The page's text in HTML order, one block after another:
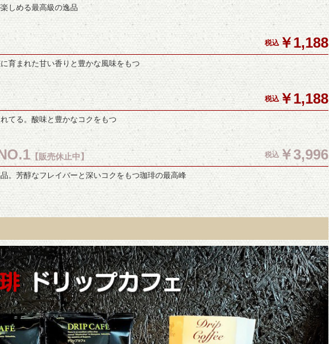
しめる最高級の逸品
税込￥1,188
育まれた甘い香りと豊かな風味をもつ
税込￥1,188
てる。酸味と豊かなコクをもつ
【販売休止中】 税込 ￥3,996
。芳醇なフレイバーと深いコクをもつ珈琲の最高峰